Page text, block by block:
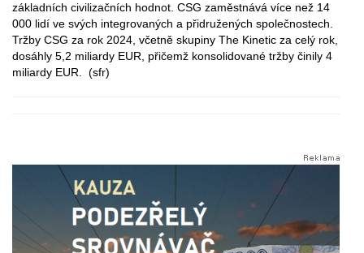
základních civilizačních hodnot. CSG zaměstnává více než 14
000 lidí ve svých integrovaných a přidružených společnostech.
Tržby CSG za rok 2024, včetně skupiny The Kinetic za celý rok,
dosáhly 5,2 miliardy EUR, přičemž konsolidované tržby činily 4
miliardy EUR. (sfr)